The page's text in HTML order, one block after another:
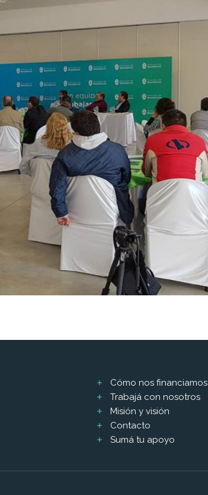
Cómo nos financiamos
Trabajá con nosotros
Misión y visión
Contacto
Sumá tu apoyo